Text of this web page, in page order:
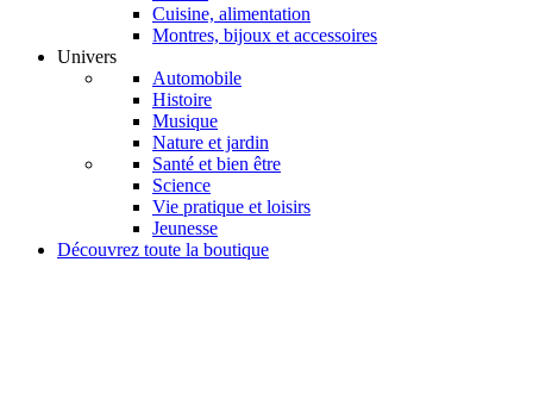
Cuisine, alimentation
Montres, bijoux et accessoires
Univers
Automobile
Histoire
Musique
Nature et jardin
Santé et bien être
Science
Vie pratique et loisirs
Jeunesse
Découvrez toute la boutique